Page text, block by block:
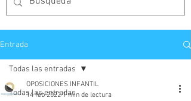
Entrada
Todas las entradas
Todas las entradas
OPOSICIONES INFANTIL
14 feb 2022 1 min de lectura